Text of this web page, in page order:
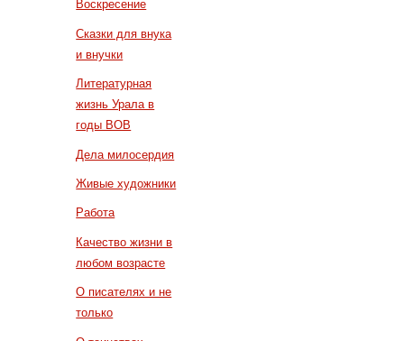
Воскресение
Сказки для внука
и внучки
Литературная
жизнь Урала в
годы ВОВ
Дела милосердия
Живые художники
Работа
Качество жизни в
любом возрасте
О писателях и не
только